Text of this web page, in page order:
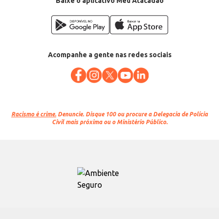
Acompanhe a gente nas redes sociais
Racismo é crime. Denuncie. Disque 100 ou procure a Delegacia de Polícia
Civil mais próxima ou o Ministério Público.